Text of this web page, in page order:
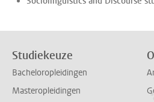
Studiekeuze
Bacheloropleidingen
Masteropleidingen